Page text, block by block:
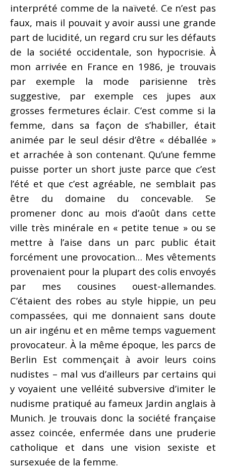
interprété comme de la naïveté. Ce n’est pas
faux, mais il pouvait y avoir aussi une grande
part de lucidité, un regard cru sur les défauts
de la société occidentale, son hypocrisie. À
mon arrivée en France en 1986, je trouvais
par exemple la mode parisienne très
suggestive, par exemple ces jupes aux
grosses fermetures éclair. C’est comme si la
femme, dans sa façon de s’habiller, était
animée par le seul désir d’être « déballée »
et arrachée à son contenant. Qu’une femme
puisse porter un short juste parce que c’est
l’été et que c’est agréable, ne semblait pas
être du domaine du concevable. Se
promener donc au mois d’août dans cette
ville très minérale en « petite tenue » ou se
mettre à l’aise dans un parc public était
forcément une provocation… Mes vêtements
provenaient pour la plupart des colis envoyés
par mes cousines ouest-allemandes.
C’étaient des robes au style hippie, un peu
compassées, qui me donnaient sans doute
un air ingénu et en même temps vaguement
provocateur. À la même époque, les parcs de
Berlin Est commençait à avoir leurs coins
nudistes – mal vus d’ailleurs par certains qui
y voyaient une velléité subversive d’imiter le
nudisme pratiqué au fameux Jardin anglais à
Munich. Je trouvais donc la société française
assez coincée, enfermée dans une pruderie
catholique et dans une vision sexiste et
sursexuée de la femme.